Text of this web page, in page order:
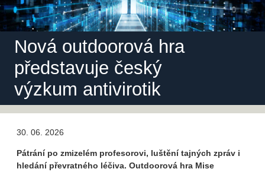
Nová outdoorová hra
představuje český
výzkum antivirotik
30. 06. 2026
Pátrání po zmizelém profesorovi, luštění tajných zpráv i
hledání převratného léčiva. Outdoorová hra Mise